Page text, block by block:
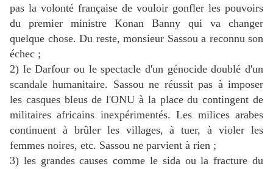
pas la volonté française de vouloir gonfler les pouvoirs
du premier ministre Konan Banny qui va changer
quelque chose. Du reste, monsieur Sassou a reconnu son
échec ;
2) le Darfour ou le spectacle d'un génocide doublé d'un
scandale humanitaire. Sassou ne réussit pas à imposer
les casques bleus de l'ONU à la place du contingent de
militaires africains inexpérimentés. Les milices arabes
continuent à brûler les villages, à tuer, à violer les
femmes noires, etc. Sassou ne parvient à rien ;
3) les grandes causes comme le sida ou la fracture du